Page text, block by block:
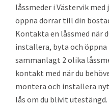
låssmeder i Västervik
öppna dörrar till din
Kontakta en låssmed när
installera, byta och öppna
sammanlagt 2 olika
kontakt med när du
montera och installera
lås om du blivit